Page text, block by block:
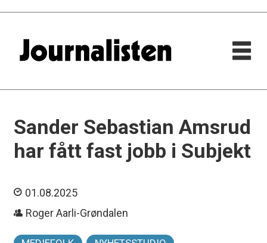
Sander Sebastian Amsrud
har fått fast jobb i Subjekt
01.08.2025
Roger Aarli-Grøndalen